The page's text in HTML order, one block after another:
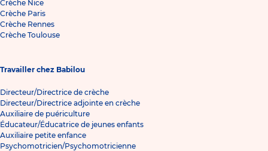
Crèche Nice
Crèche Paris
Crèche Rennes
Crèche Toulouse
Travailler chez Babilou
Directeur/Directrice de crèche
Directeur/Directrice adjointe en crèche
Auxiliaire de puériculture
Éducateur/Éducatrice de jeunes enfants
Auxiliaire petite enfance
Psychomotricien/Psychomotricienne